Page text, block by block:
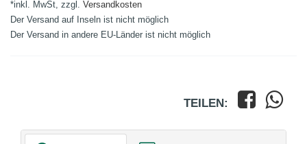
*inkl. MwSt, zzgl. Versandkosten
Der Versand auf Inseln ist nicht möglich
Der Versand in andere EU-Länder ist nicht möglich
TEILEN: